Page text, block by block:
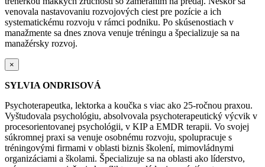
venovala nastavovaniu rozvojových ciest pre pozície a ich
systematickému rozvoju v rámci podniku. Po skúsenostiach v
manažmente sa dnes znova venuje tréningu a špecializuje sa na
manažérsky rozvoj.
×
SYLVIA ONDRISOVÁ
Psychoterapeutka, lektorka a koučka s viac ako 25-ročnou praxou.
Vyštudovala psychológiu, absolvovala psychoterapeutický výcvik v
procesorientovanej psychológii, v KIP a EMDR terapii. Vo svojej
súkromnej praxi sa venuje osobnému rozvoju, spolupracuje s
tréningovými firmami v oblasti biznis školení, mimovládnymi
organizáciami a školami. Špecializuje sa na oblasti ako líderstvo,